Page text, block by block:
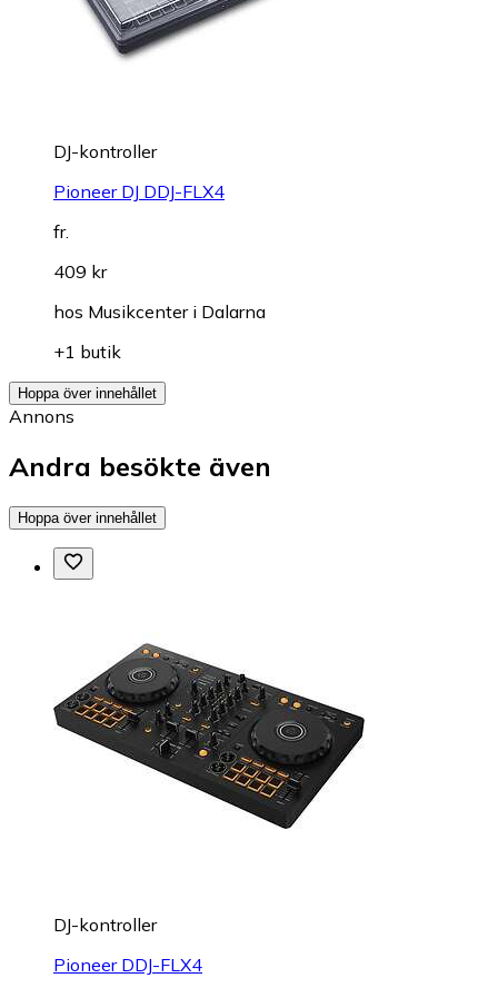
DJ-kontroller
Pioneer DJ DDJ-FLX4
fr.
409 kr
hos Musikcenter i Dalarna
+1 butik
Hoppa över innehållet
Annons
Andra besökte även
Hoppa över innehållet
DJ-kontroller
Pioneer DDJ-FLX4